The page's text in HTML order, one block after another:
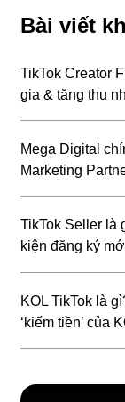
Bài viết
TikTok Creator
gia & tăng thu
Mega Digital
Marketing
TikTok Seller là
kiện đăng ký
KOL TikTok là
‘kiếm tiền’ của